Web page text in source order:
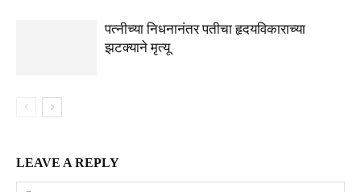
पत्नीच्या निधनानंतर पतीचा हृदयविकाराच्या
झटक्याने मृत्यू
LEAVE A REPLY